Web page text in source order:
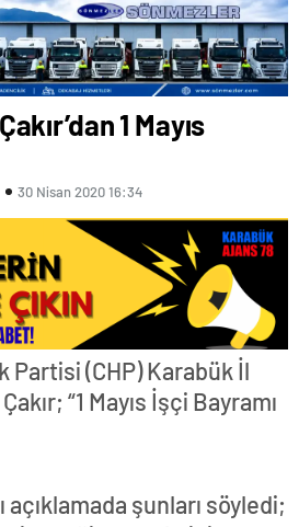
1 Mayıs
30 Nisan 2020 16:34
Partisi (CHP) Karabük İl
“1 Mayıs İşçi Bayramı
açıklamada şunları söyledi;